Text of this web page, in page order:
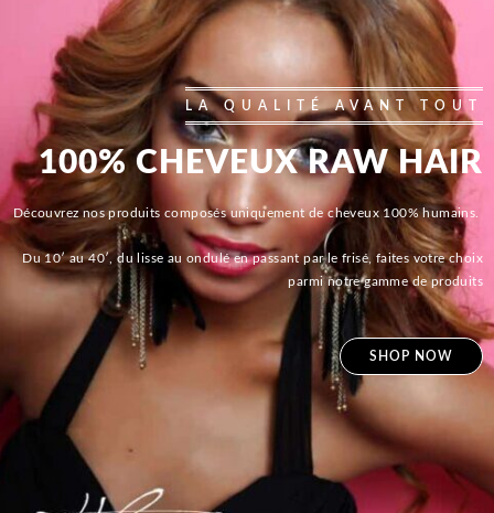
LA QUALITÉ AVANT TOUT
100% CHEVEUX RAW HAIR
Découvrez nos produits composés uniquement de cheveux 100% humains.
Du 10′ au 40′, du lisse au ondulé en passant par le frisé, faites votre choix
parmi notre gamme de produits
SHOP NOW